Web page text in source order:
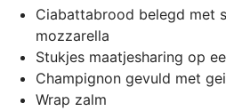
Ciabattabrood belegd met
mozzarella
Stukjes maatjesharing op
Champignon gevuld met
Wrap zalm